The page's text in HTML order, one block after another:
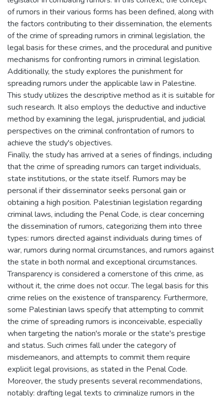
of rumors in their various forms has been defined, along with
the factors contributing to their dissemination, the elements
of the crime of spreading rumors in criminal legislation, the
legal basis for these crimes, and the procedural and punitive
mechanisms for confronting rumors in criminal legislation.
Additionally, the study explores the punishment for
spreading rumors under the applicable law in Palestine.
This study utilizes the descriptive method as it is suitable for
such research. It also employs the deductive and inductive
method by examining the legal, jurisprudential, and judicial
perspectives on the criminal confrontation of rumors to
achieve the study's objectives.
Finally, the study has arrived at a series of findings, including
that the crime of spreading rumors can target individuals,
state institutions, or the state itself. Rumors may be
personal if their disseminator seeks personal gain or
obtaining a high position. Palestinian legislation regarding
criminal laws, including the Penal Code, is clear concerning
the dissemination of rumors, categorizing them into three
types: rumors directed against individuals during times of
war, rumors during normal circumstances, and rumors against
the state in both normal and exceptional circumstances.
Transparency is considered a cornerstone of this crime, as
without it, the crime does not occur. The legal basis for this
crime relies on the existence of transparency. Furthermore,
some Palestinian laws specify that attempting to commit
the crime of spreading rumors is inconceivable, especially
when targeting the nation's morale or the state's prestige
and status. Such crimes fall under the category of
misdemeanors, and attempts to commit them require
explicit legal provisions, as stated in the Penal Code.
Moreover, the study presents several recommendations,
notably: drafting legal texts to criminalize rumors in the